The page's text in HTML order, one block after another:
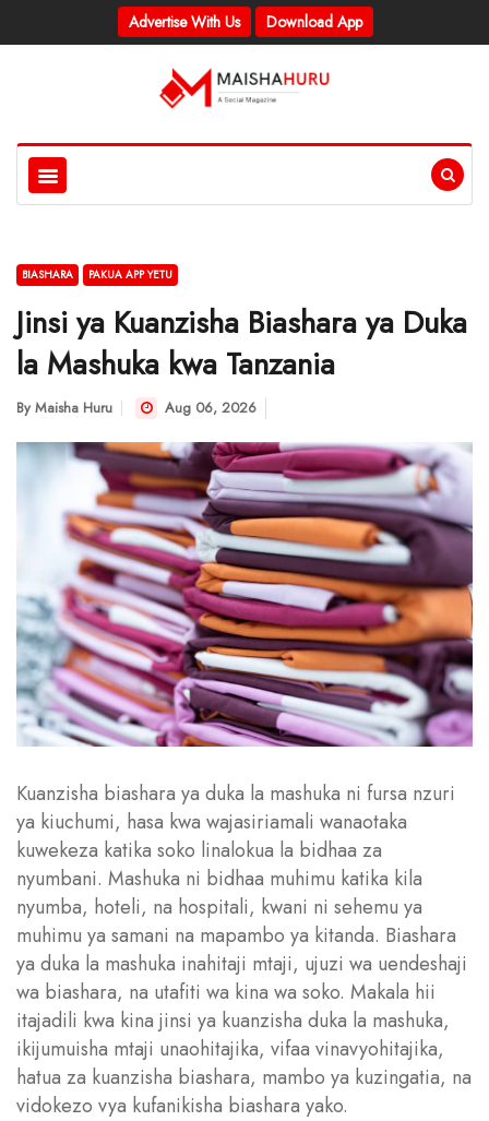
Advertise With Us Download App
BIASHARA PAKUA APP YETU
Jinsi ya Kuanzisha Biashara ya Duka
la Mashuka kwa Tanzania
By Maisha Huru Aug 06, 2026
Kuanzisha biashara ya duka la mashuka ni fursa nzuri
ya kiuchumi, hasa kwa wajasiriamali wanaotaka
kuwekeza katika soko linalokua la bidhaa za
nyumbani. Mashuka ni bidhaa muhimu katika kila
nyumba, hoteli, na hospitali, kwani ni sehemu ya
muhimu ya samani na mapambo ya kitanda. Biashara
ya duka la mashuka inahitaji mtaji, ujuzi wa uendeshaji
wa biashara, na utafiti wa kina wa soko. Makala hii
itajadili kwa kina jinsi ya kuanzisha duka la mashuka,
ikijumuisha mtaji unaohitajika, vifaa vinavyohitajika,
hatua za kuanzisha biashara, mambo ya kuzingatia, na
vidokezo vya kufanikisha biashara yako.